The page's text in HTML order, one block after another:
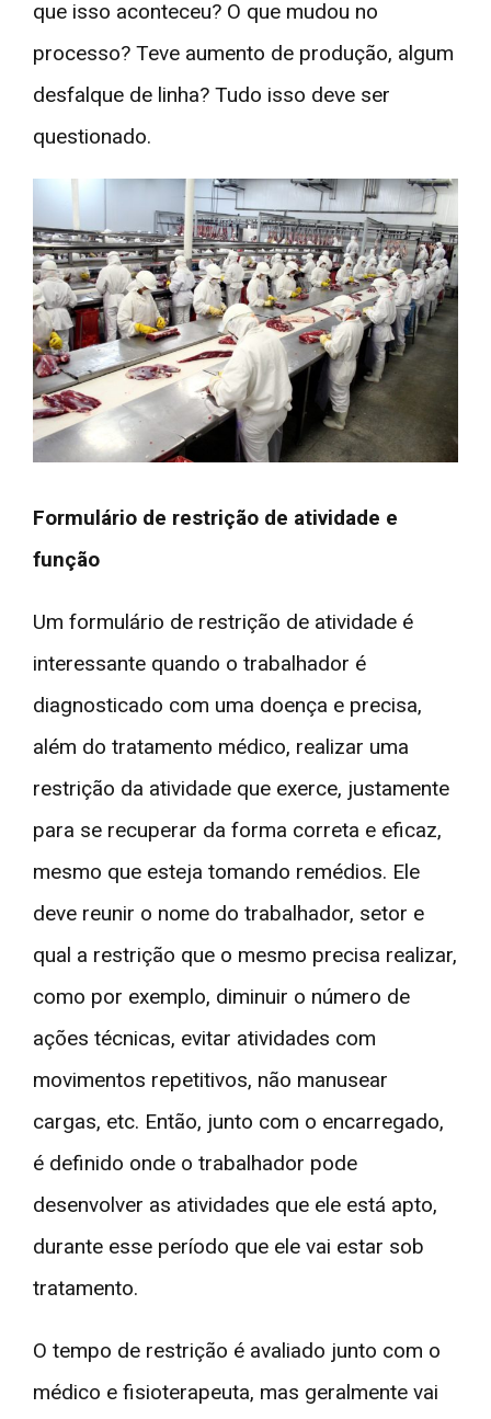
que isso aconteceu? O que mudou no
processo? Teve aumento de produção, algum
desfalque de linha? Tudo isso deve ser
questionado.
Formulário de restrição de atividade e
função
Um formulário de restrição de atividade é
interessante quando o trabalhador é
diagnosticado com uma doença e precisa,
além do tratamento médico, realizar uma
restrição da atividade que exerce, justamente
para se recuperar da forma correta e eficaz,
mesmo que esteja tomando remédios. Ele
deve reunir o nome do trabalhador, setor e
qual a restrição que o mesmo precisa realizar,
como por exemplo, diminuir o número de
ações técnicas, evitar atividades com
movimentos repetitivos, não manusear
cargas, etc. Então, junto com o encarregado,
é definido onde o trabalhador pode
desenvolver as atividades que ele está apto,
durante esse período que ele vai estar sob
tratamento.
O tempo de restrição é avaliado junto com o
médico e fisioterapeuta, mas geralmente vai